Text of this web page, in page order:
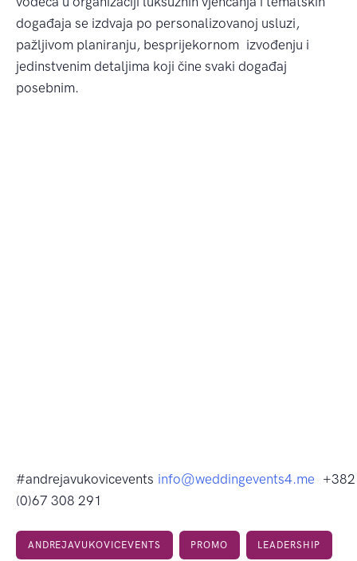
događaja se izdvaja po personalizovanoj usluzi,
pažljivom planiranju, besprijekornom izvođenju i
jedinstvenim detaljima koji čine svaki događaj
posebnim.
#andrejavukovicevents info@weddingevents4.me +382
(0)67 308 291
ANDREJAVUKOVICEVENTS PROMO LEADERSHIP